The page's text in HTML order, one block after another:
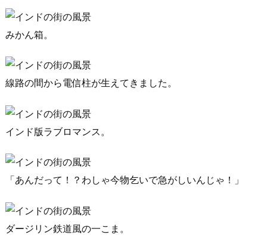
みかん箱。
線路の間から電信柱が生えてきました。
インド版ラブロマンス。
「あんだって！？わしゃ今物乞いで急がしいんじゃ！」
ダージリン鉄道風の一こま。